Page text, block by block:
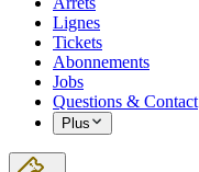
Lignes
Tickets
Abonnements
Jobs
Questions & Contact
Plus